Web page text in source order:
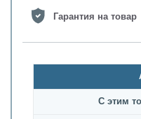
Гарантия на товар
С этим